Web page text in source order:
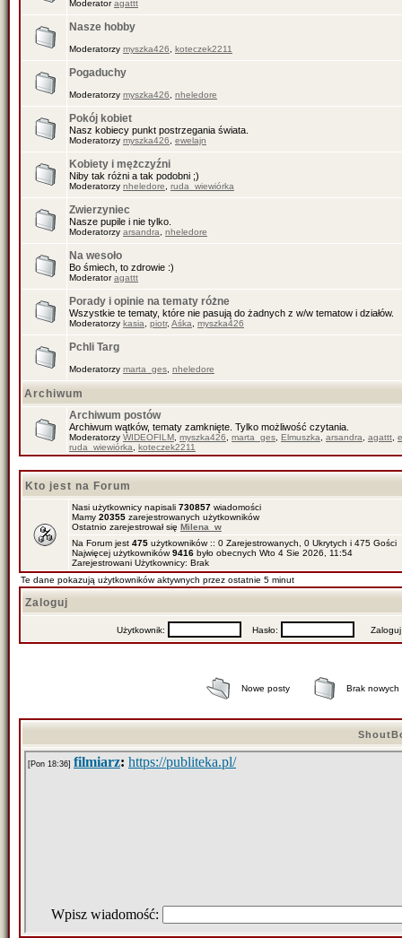
Moderatoragattt
Nasze hobby
Moderatorzy myszka426 koteczek2211
Pogaduchy
Moderatorzy myszka426 nheledore
Pokój kobiet
Nasz kobiecy punkt postrzegania świata.
Moderatorzy myszka426 ewelajn
Kobiety i mężczyźni
Niby tak różni a tak podobni ;)
Moderatorzy nheledore ruda_wiewiórka
Zwierzyniec
Nasze pupile i nie tylko.
Moderatorzy arsandra nheledore
Na wesoło
Bo śmiech, to zdrowie :)
Moderatoragattt
Porady i opinie na tematy różne
Wszystkie te tematy, które nie pasują do żadnych z w/w tematow i działów.
Moderatorzy kasia piotr, Aśka myszka426
Pchli Targ
Moderatorzy marta_ges nheledore
Archiwum
Archiwum postów
Archiwum wątków, tematy zamknięte. Tylko możliwość czytania.
Moderatorzy WIDEOFILM myszka426 marta_ges Elmuszka arsandra agattt
ruda_wiewiórka
koteczek2211
Kto jest na Forum
Nasi użytkownicy napisali 730857 wiadomości
Mamy 20355 zarejestrowanych użytkowników
Ostatnio zarejestrował się Milena_w
Na Forum jest 475 użytkowników :: 0 Zarejestrowanych, 0 Ukrytych i 475
Najwięcej użytkowników9416 było obecnych Wto 4 Sie 2026, 11:54
Zarejestrowani Użytkownicy: Brak
Te dane pokazują użytkowników aktywnych przez ostatnie 5 minut
Zaloguj
Użytkownik: Hasło: Zaloguj
Nowe posty Brak nowych